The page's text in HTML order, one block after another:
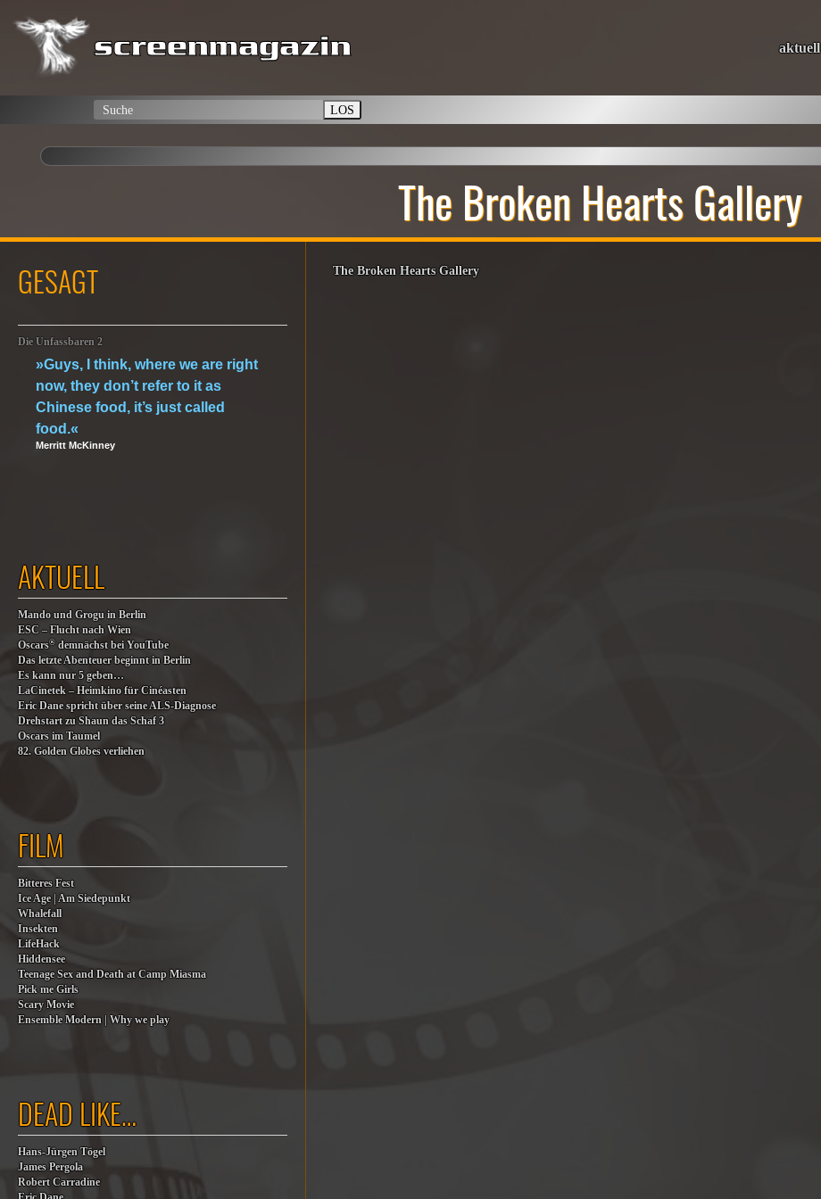
aktuell
LOS
The Broken Hearts Gallery
The Broken Hearts Gallery
GESAGT
Die Unfassbaren 2
»Guys, I think, where we are right
now, they don’t refer to it as
Chinese food, it’s just called
food.«
Merritt McKinney
AKTUELL
Mando und Grogu in Berlin
ESC – Flucht nach Wien
Oscars® demnächst bei YouTube
Das letzte Abenteuer beginnt in Berlin
Es kann nur 5 geben…
LaCinetek – Heimkino für Cinéasten
Eric Dane spricht über seine ALS-Diagnose
Drehstart zu Shaun das Schaf 3
Oscars im Taumel
82. Golden Globes verliehen
FILM
Bitteres Fest
Ice Age | Am Siedepunkt
Whalefall
Insekten
LifeHack
Hiddensee
Teenage Sex and Death at Camp Miasma
Pick me Girls
Scary Movie
Ensemble Modern | Why we play
DEAD LIKE…
Hans-Jürgen Tögel
James Pergola
Robert Carradine